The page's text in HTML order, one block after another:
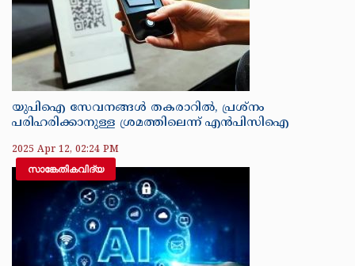
യുപിഐ സേവനങ്ങള്‍ തകരാറില്‍, പ്രശ്‌നം
പരിഹരിക്കാനുള്ള ശ്രമത്തിലെന്ന് എന്‍പിസിഐ
2025 Apr 12, 02:24 PM
സാങ്കേതികവിദ്യ